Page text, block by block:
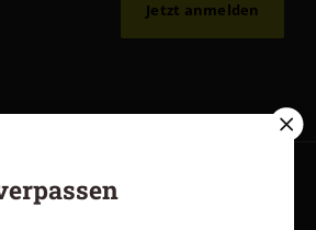
Jetzt anmelden
Datenschutz